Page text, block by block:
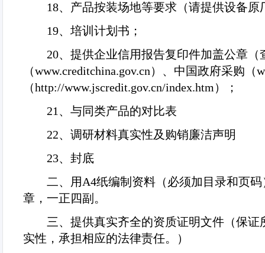
18、产品按装场地等要求（请提供设备原
19、培训计划书；
20、提供企业信用报告复印件加盖公章（
（www.creditchina.gov.cn）、中国政府采购（
（http://www.jscredit.gov.cn/index.htm ）；
21 、与同类产品的对比表
22、调研材料真实性及购销廉洁声明
23、封底
二、用 A4纸编制资料（必须加目录和页
章，一正四副。
三、提供真实齐全的资质证明文件（保
实性，承担相应的法律责任。）